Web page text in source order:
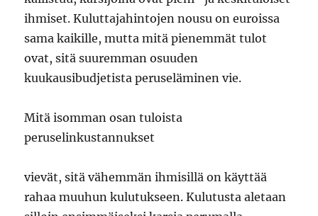
ihmiset. Kuluttajahintojen nousu on euroissa
sama kaikille, mutta mitä pienemmät tulot
ovat, sitä suuremman osuuden
kuukausibudjetista peruseläminen vie.
Mitä isomman osan tuloista
peruselinkustannukset
vievät, sitä vähemmän ihmisillä on käyttää
rahaa muuhun kulutukseen. Kulutusta aletaan